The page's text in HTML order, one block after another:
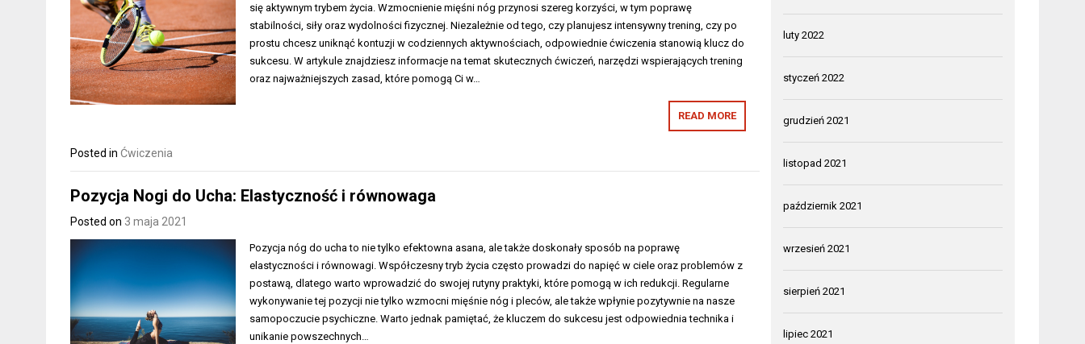
się aktywnym trybem życia. Wzmocnienie mięśni nóg przynosi szereg korzyści, w tym poprawę
stabilności, siły oraz wydolności fizycznej. Niezależnie od tego, czy planujesz intensywny trening, czy po
prostu chcesz uniknąć kontuzji w codziennych aktywnościach, odpowiednie ćwiczenia stanowią klucz do
sukcesu. W artykule znajdziesz informacje na temat skutecznych ćwiczeń, narzędzi wspierających trening
oraz najważniejszych zasad, które pomogą Ci w…
READ MORE
Posted in Ćwiczenia
Pozycja Nogi do Ucha: Elastyczność i równowaga
Posted on 3 maja 2021
Pozycja nóg do ucha to nie tylko efektowna asana, ale także doskonały sposób na poprawę
elastyczności i równowagi. Współczesny tryb życia często prowadzi do napięć w ciele oraz problemów z
postawą, dlatego warto wprowadzić do swojej rutyny praktyki, które pomogą w ich redukcji. Regularne
wykonywanie tej pozycji nie tylko wzmocni mięśnie nóg i pleców, ale także wpłynie pozytywnie na nasze
samopoczucie psychiczne. Warto jednak pamiętać, że kluczem do sukcesu jest odpowiednia technika i
unikanie powszechnych…
luty 2022
styczeń 2022
grudzień 2021
listopad 2021
październik 2021
wrzesień 2021
sierpień 2021
lipiec 2021